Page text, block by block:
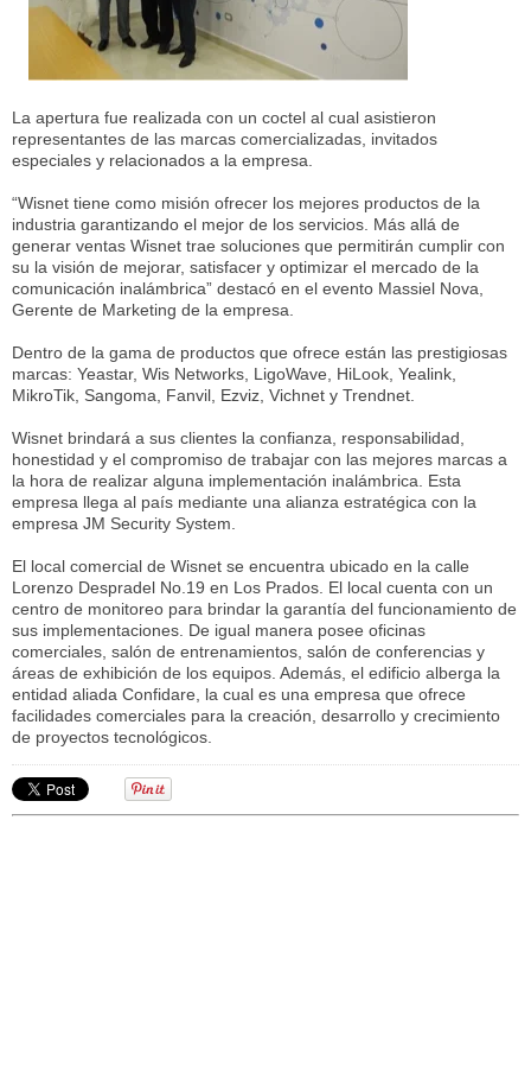
La apertura fue realizada con un coctel al cual asistieron
representantes de las marcas comercializadas, invitados
especiales y relacionados a la empresa.
“Wisnet tiene como misión ofrecer los mejores productos de la
industria garantizando el mejor de los servicios. Más allá de
generar ventas Wisnet trae soluciones que permitirán cumplir con
su la visión de mejorar, satisfacer y optimizar el mercado de la
comunicación inalámbrica” destacó en el evento Massiel Nova,
Gerente de Marketing de la empresa.
Dentro de la gama de productos que ofrece están las prestigiosas
marcas: Yeastar, Wis Networks, LigoWave, HiLook, Yealink,
MikroTik, Sangoma, Fanvil, Ezviz, Vichnet y Trendnet.
Wisnet brindará a sus clientes la confianza, responsabilidad,
honestidad y el compromiso de trabajar con las mejores marcas a
la hora de realizar alguna implementación inalámbrica. Esta
empresa llega al país mediante una alianza estratégica con la
empresa JM Security System.
El local comercial de Wisnet se encuentra ubicado en la calle
Lorenzo Despradel No.19 en Los Prados. El local cuenta con un
centro de monitoreo para brindar la garantía del funcionamiento de
sus implementaciones. De igual manera posee oficinas
comerciales, salón de entrenamientos, salón de conferencias y
áreas de exhibición de los equipos. Además, el edificio alberga la
entidad aliada Confidare, la cual es una empresa que ofrece
facilidades comerciales para la creación, desarrollo y crecimiento
de proyectos tecnológicos.